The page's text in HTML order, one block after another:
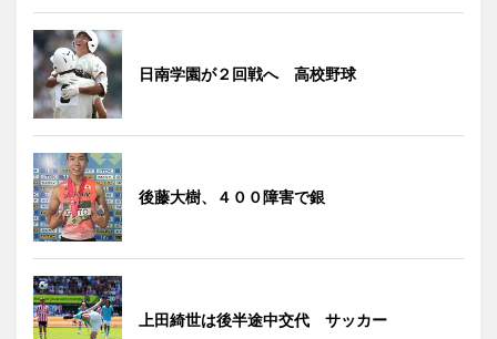
日南学園が２回戦へ 高校野球
後藤大樹、４００障害で銀
上田綺世は後半途中交代 サッカー